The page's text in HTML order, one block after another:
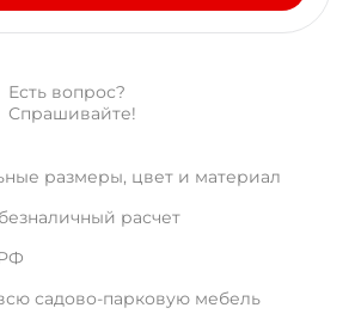
Есть вопрос?
Спрашивайте!
размеры, цвет и материал
расчет
садово-парковую мебель